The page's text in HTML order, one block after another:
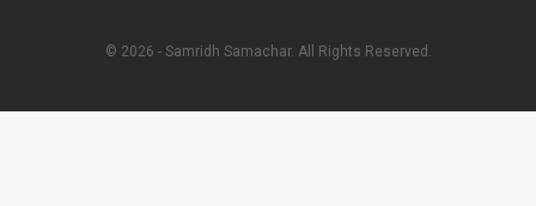
© 2026 - Samridh Samachar. All Rights Reserved.